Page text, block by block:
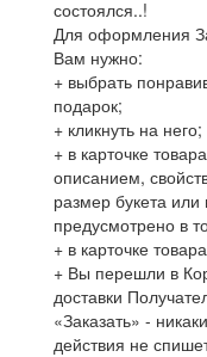
состоялся..!
Для оформления
Вам нужно:
+ выбрать
подарок;
+ кликнуть на него;
+ в карточке
описанием,
размер букета или
предусмотрено в
+ в карточке
+ Вы перешли в
доставки
«Заказать» -
действия не